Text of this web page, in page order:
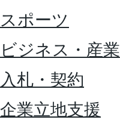
スポーツ
ビジネス・産業
入札・契約
企業立地支援